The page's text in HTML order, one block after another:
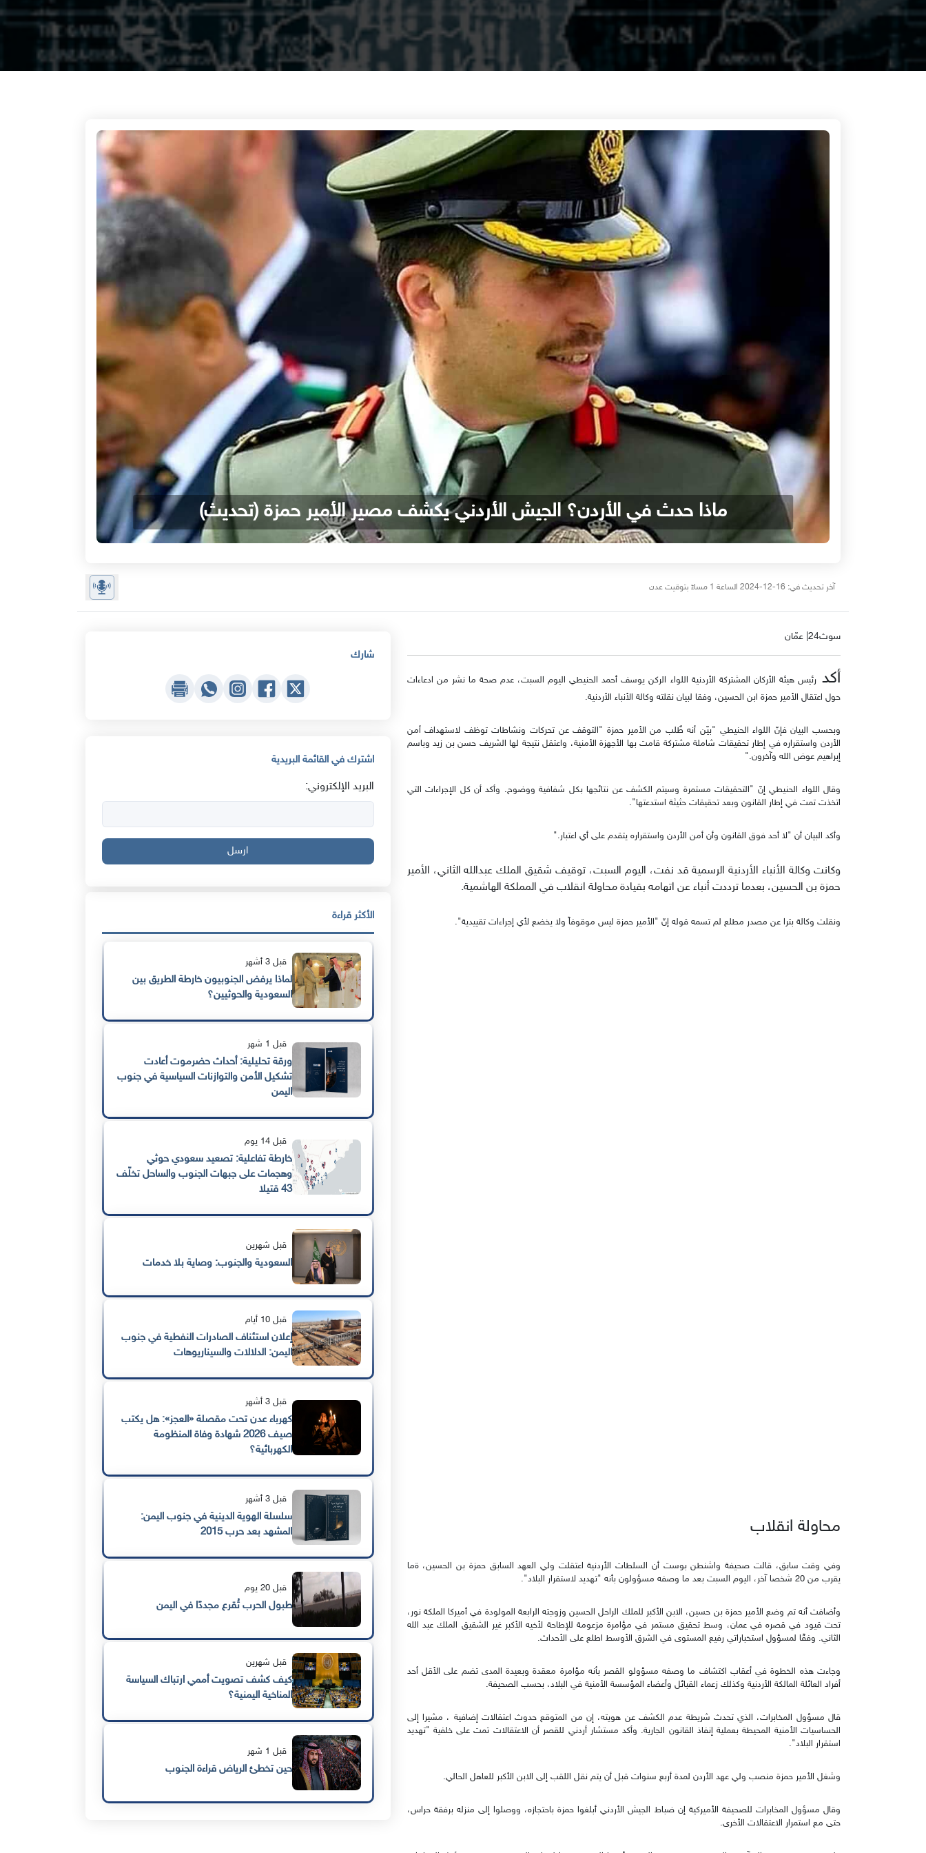
ماذا حدث في الأردن؟ الجيش الأردني يكشف مصير الأمير حمزة (تحديث)
آخر تحديث في: 16-12-2024 الساعة 1 مساءً بتوقيت عدن
سوث24| عمّان
أكد رئيس هيئة الأركان المشتركة الأردنية اللواء الركن يوسف أحمد الحنيطي اليوم السبت، عدم صحة ما نشر من ادعاءات
حول اعتقال الأمير حمزة ابن الحسين، وفقا لبيان نقلته وكالة الأنباء الأردنية.
وبحسب البيان فإنّ اللواء الحنيطي "بيّن أنه طٌلب من الأمير حمزة "التوقف عن تحركات ونشاطات توظف لاستهداف أمن
الأردن واستقراره في إطار تحقيقات شاملة مشتركة قامت بها الأجهزة الأمنية، واعتقل نتيجة لها الشريف حسن بن زيد وباسم
إبراهيم عوض الله وآخرون."
وقال اللواء الحنيطي إنّ "التحقيقات مستمرة وسيتم الكشف عن نتائجها بكل شفافية ووضوح. وأكد أن كل الإجراءات التي
اتخذت تمت في إطار القانون وبعد تحقيقات حثيثة استدعتها".
وأكد البيان أن "لا أحد فوق القانون وأن أمن الأردن واستقراره يتقدم على أي اعتبار."
وكانت وكالة الأنباء الأردنية الرسمية قد نفت، اليوم السبت، توقيف شقيق الملك عبدالله الثاني، الأمير
حمزة بن الحسين، بعدما ترددت أنباء عن اتهامه بقيادة محاولة انقلاب في المملكة الهاشمية.
ونقلت وكالة بترا عن مصدر مطلع لم تسمه قوله إنّ "الأمير حمزة ليس موقوفاً ولا يخضع لأي إجراءات تقييدية".
محاولة انقلاب
وفي وقت سابق، قالت صحيفة واشنطن بوست أن السلطات الأردنية اعتقلت ولي العهد السابق حمزة بن الحسين، ةما
يقرب من 20 شخصا آخر، اليوم السبت بعد ما وصفه مسؤولون بأنه "تهديد لاستقرار البلاد".
وأضافت أنه تم وضع الأمير حمزة بن حسين، الابن الأكبر للملك الراحل الحسين وزوجته الرابعة المولودة في أميركا الملكة نور،
تحت قيود في قصره في عمان، وسط تحقيق مستمر في مؤامرة مزعومة للإطاحة لأخيه الأكبر غير الشقيق الملك عبد الله
الثاني. وفقًا لمسؤول استخباراتي رفيع المستوى في الشرق الأوسط اطلع على الأحداث.
وجاءت هذه الخطوة في أعقاب اكتشاف ما وصفه مسؤولو القصر بأنه مؤامرة معقدة وبعيدة المدى تضم على الأقل أحد
أفراد العائلة المالكة الأردنية وكذلك زعماء القبائل وأعضاء المؤسسة الأمنية في البلاد، بحسب الصحيفة.
قال مسؤول المخابرات، الذي تحدث شريطة عدم الكشف عن هويته، إن من المتوقع حدوث اعتقالات إضافية ، مشيرا إلى
الحساسيات الأمنية المحيطة بعملية إنفاذ القانون الجارية. وأكد مستشار أردني للقصر أن الاعتقالات تمت على خلفية "تهديد
استقرار البلاد".
وشغل الأمير حمزة منصب ولي عهد الأردن لمدة أربع سنوات قبل أن يتم نقل اللقب إلى الابن الأكبر للعاهل الحالي.
وقال مسؤول المخابرات للصحيفة الأميركية إن ضباط الجيش الأردني أبلغوا حمزة باحتجازه، ووصلوا إلى منزله برفقة حراس،
حتى مع استمرار الاعتقالات الأخرى.
شارك
اشترك في القائمة البريدية
البريد الإلكتروني:
ارسل
الأكثر قراءة
قبل 3 أشهر
لماذا يرفض الجنوبيون خارطة الطريق بين
السعودية والحوثيين؟
قبل 1 شهر
ورقة تحليلية: أحداث حضرموت أعادت
تشكيل الأمن والتوازنات السياسية في جنوب
اليمن
قبل 14 يوم
خارطة تفاعلية: تصعيد سعودي حوثي
وهجمات على جبهات الجنوب والساحل تخلّف
43 قتيلا
قبل شهرين
السعودية والجنوب: وصاية بلا خدمات
قبل 10 أيام
إعلان استئناف الصادرات النفطية في جنوب
اليمن: الدلالات والسيناريوهات
قبل 3 أشهر
كهرباء عدن تحت مقصلة «العجز»: هل يكتب
صيف 2026 شهادة وفاة المنظومة
الكهربائية؟
قبل 3 أشهر
سلسلة الهوية الدينية في جنوب اليمن:
المشهد بعد حرب 2015
قبل 20 يوم
طبول الحرب تُقرع مجددًا في اليمن
قبل شهرين
كيف كشف تصويت أممي ارتباك السياسة
المناخية اليمنية؟
قبل 1 شهر
حين تخطئ الرياض قراءة الجنوب